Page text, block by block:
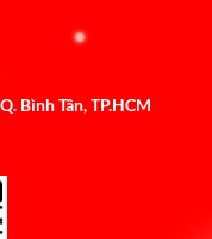
Bình Tân, TP.HCM